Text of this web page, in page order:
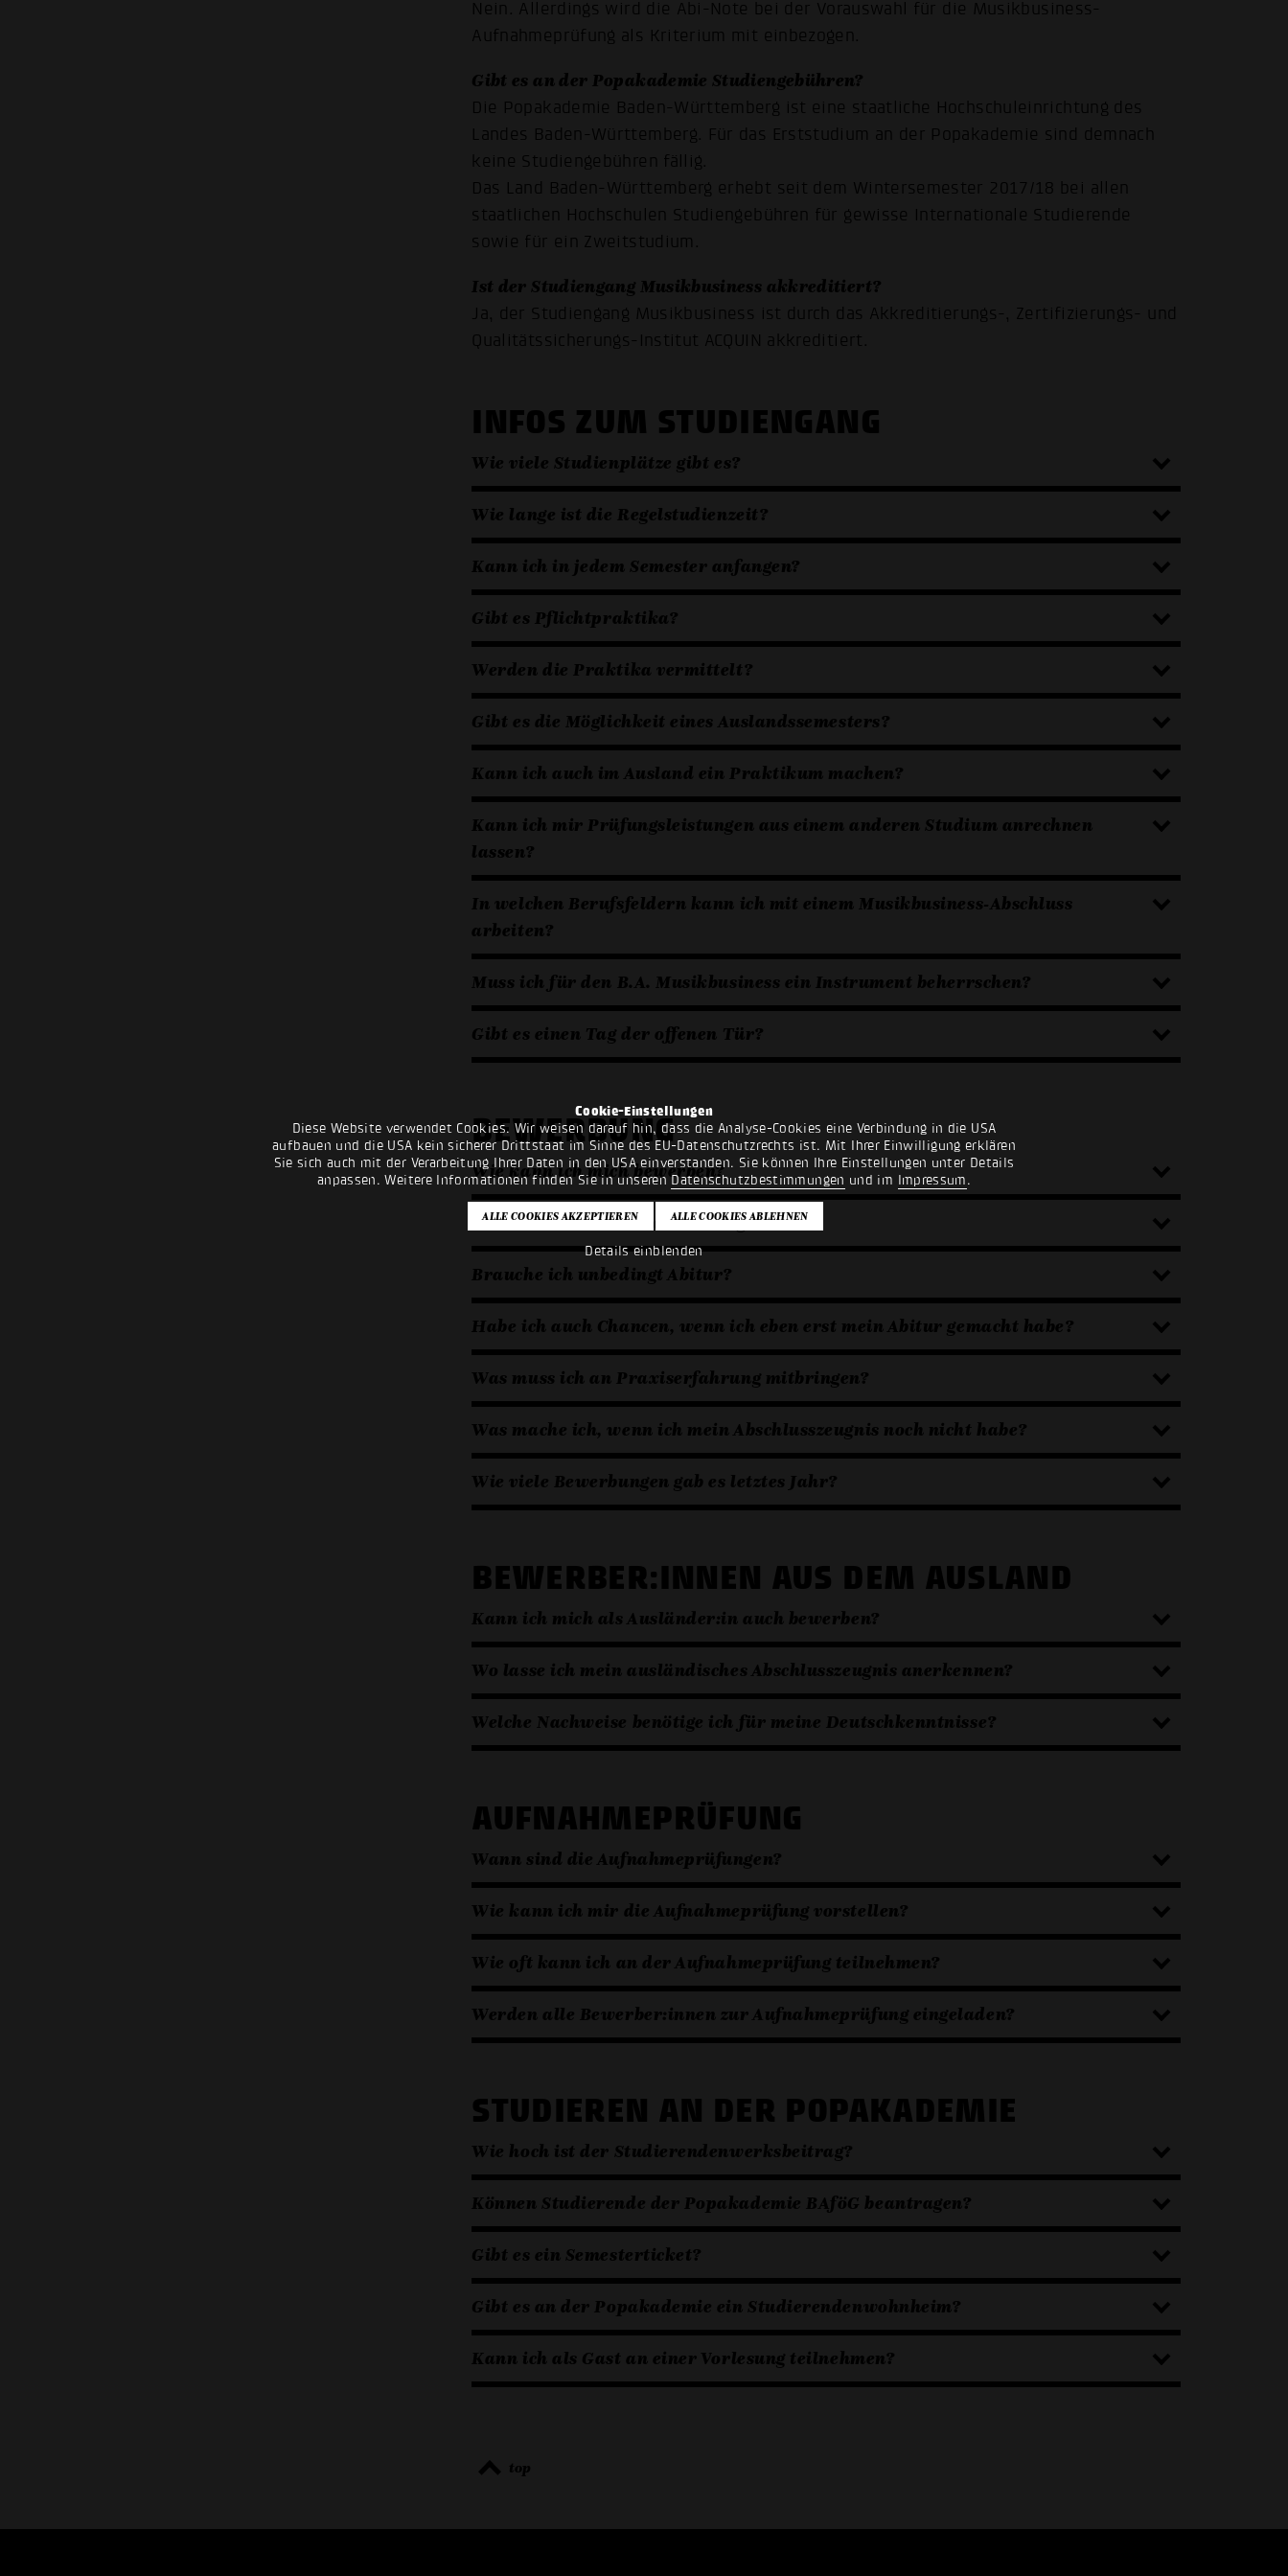
Cookie-Einstellungen
Diese Website verwendet Cookies. Wir weisen darauf hin, dass die Analyse-Cookies eine Verbindung in die USA
aufbauen und die USA kein sicherer Drittstaat im Sinne des EU-Datenschutzrechts ist. Mit Ihrer Einwilligung erklären
Sie sich auch mit der Verarbeitung Ihrer Daten in den USA einverstanden. Sie können Ihre Einstellungen unter Details
anpassen. Weitere Informationen finden Sie in unserenDatenschutzbestimmungen und im Impressum.
Details einblenden
Nein. Allerdings wird die Abi-Note bei der Vorauswahl für die Musikbusiness-
Aufnahmeprüfung als Kriterium mit einbezogen.
Gibt es an der Popakademie Studiengebühren?
Die Popakademie Baden-Württemberg ist eine staatliche Hochschuleinrichtung des
Landes Baden-Württemberg. Für das Erststudium an der Popakademie sind demnach
keine Studiengebühren fällig.
Das Land Baden-Württemberg erhebt seit dem Wintersemester 2017/18 bei allen
staatlichen Hochschulen Studiengebühren für gewisse Internationale Studierende
sowie für ein Zweitstudium .
Ist der Studiengang Musikbusiness akkreditiert?
Ja, der Studiengang Musikbusiness ist durch das Akkreditierungs-, Zertifizierungs- und
Qualitätssicherungs-Institut ACQUIN akkreditiert.
INFOS ZUM STUDIENGANG
Wie viele Studienplätze gibt es?
Wie lange ist die Regelstudienzeit?
Kann ich in jedem Semester anfangen?
Gibt es Pflichtpraktika?
Werden die Praktika vermittelt?
Gibt es die Möglichkeit eines Auslandssemesters?
Kann ich auch im Ausland ein Praktikum machen?
Kann ich mir Prüfungsleistungen aus einem anderen Studium anrechnen
lassen?
In welchen Berufsfeldern kann ich mit einem Musikbusiness-Abschluss
arbeiten?
Muss ich für den B.A. Musikbusiness ein Instrument beherrschen?
Gibt es einen Tag der offenen Tür?
BEWERBUNG
Wie kann ich mich bewerben?
Gibt es eine Altersbeschränkung?
Brauche ich unbedingt Abitur?
Habe ich auch Chancen, wenn ich eben erst mein Abitur gemacht habe?
Was muss ich an Praxiserfahrung mitbringen?
Was mache ich, wenn ich mein Abschlusszeugnis noch nicht habe?
Wie viele Bewerbungen gab es letztes Jahr?
BEWERBER:INNEN AUS DEM AUSLAND
Kann ich mich als Ausländer:in auch bewerben?
Wo lasse ich mein ausländisches Abschlusszeugnis anerkennen?
Welche Nachweise benötige ich für meine Deutschkenntnisse?
AUFNAHMEPRÜFUNG
Wann sind die Aufnahmeprüfungen?
Wie kann ich mir die Aufnahmeprüfung vorstellen?
Wie oft kann ich an der Aufnahmeprüfung teilnehmen?
Werden alle Bewerber:innen zur Aufnahmeprüfung eingeladen?
STUDIEREN AN DER POPAKADEMIE
Wie hoch ist der Studierendenwerksbeitrag?
Können Studierende der Popakademie BAföG beantragen?
Gibt es ein Semesterticket?
Gibt es an der Popakademie ein Studierendenwohnheim?
Kann ich als Gast an einer Vorlesung teilnehmen?
top